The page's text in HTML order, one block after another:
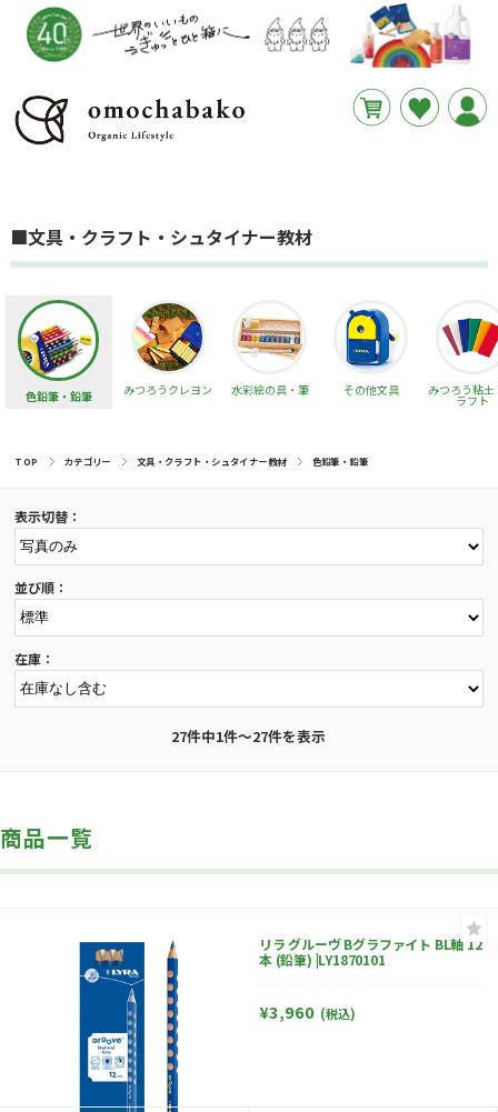
■文具・クラフト・シュタイナー教材
みつろうクレヨン 水彩絵の具・筆
色鉛筆・鉛筆 その他文具 みつろう粘土
ラフト
TOP カテゴリー 文具・クラフト・シュタイナー教材 色鉛筆・鉛筆
表示切替：
並び順：
在庫：
27件中1件～27件を表示
商品一覧
リラ グルーヴ Bグラファイト BL軸 12
本 (鉛筆) |LY1870101
¥3,960 (税込)